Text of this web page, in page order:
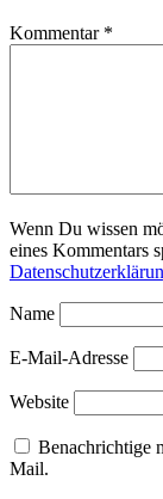
Kommentar *
Wenn Du wissen
eines Kommentars
Name
E-Mail-Adresse
Website
Benachrichtige
Mail.